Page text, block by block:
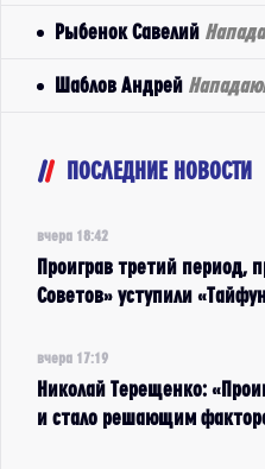
Рыбенок Савелий
Шаблов Андрей
ПОСЛЕДНИЕ НОВОСТИ
вчера 18:42
Проиграв третий период,
Советов» уступили
вчера 17:19
Николай Терещенко:
и стало решающим